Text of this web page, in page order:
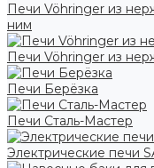
Печи Vöhringer из
ним
Печи Vöhringer из
Печи Берёзка
Печи Сталь-Мастер
Электрические печи